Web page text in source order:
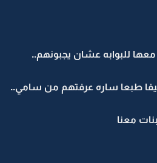
للبوابه عشان يجبونهم..
طبعا ساره عرفتهم من سامي..
معنا